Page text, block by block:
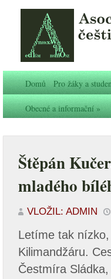
Domů Pro žáky a
Obecné a informační»
Štěpán
mladého
VLOŽIL: ADMIN
Letíme tak
Kilimandžáru.
Čestmíra